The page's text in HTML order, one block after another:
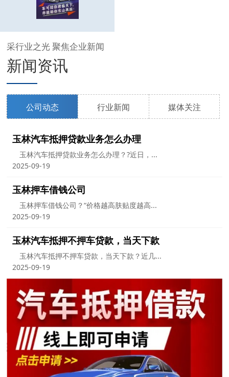
采行业之光 聚焦企业新闻
新闻资讯
公司动态 行业新闻 媒体关注
玉林汽车抵押贷款业务怎么办理
玉林汽车抵押贷款业务怎么办理？?近日，...
2025-09-19
玉林押车借钱公司
玉林押车借钱公司？“价格越高肤贴度越高...
2025-09-19
玉林汽车抵押不押车贷款，当天下款
玉林汽车抵押不押车贷款，当天下款？近几...
2025-09-19